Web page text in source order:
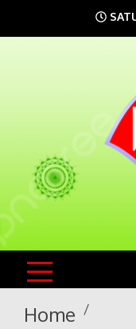
to
KNLS
India`s No.1
Home